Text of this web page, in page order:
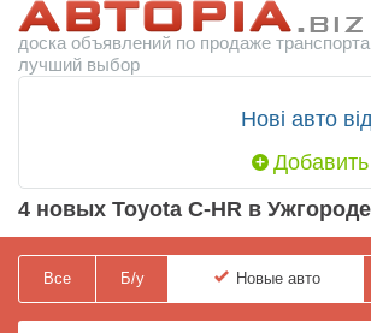
доска объявлений по продаже
лучший выбор
Нові авто
4 новых Toyota C-HR в Ужгороде
Все Б/у Новые авто